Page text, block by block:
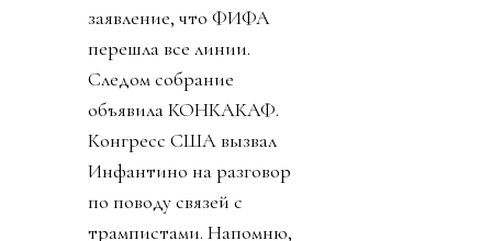
заявление, что ФИФА
перешла все линии.
Следом собрание
объявила КОНКАКАФ.
Конгресс США вызвал
Инфантино на разговор
по поводу связей с
трампистами. Напомню,